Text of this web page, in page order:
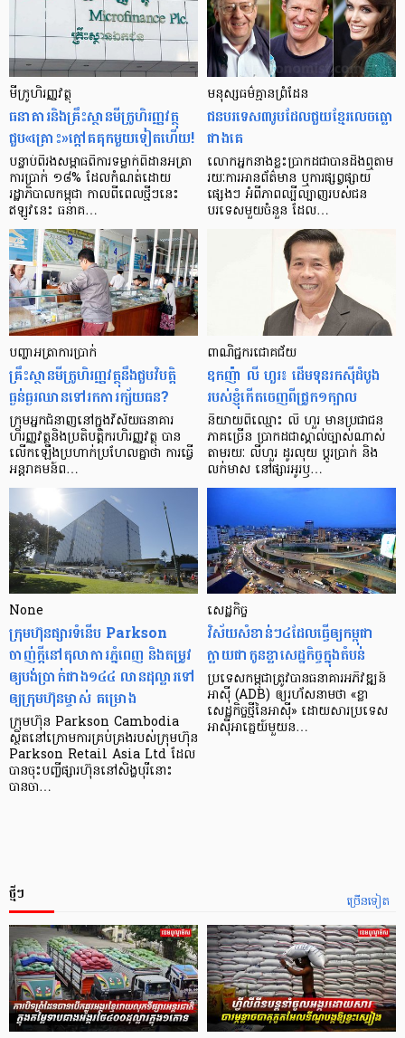
មីក្រូ​ហិរញ្ញវត្ថុ
ធនាគារ​និង​គ្រឹះស្ថាន​មីក្រូ​ហិរញ្ញវត្ថុ​
ជួប«គ្រោះ»ក្តៅ​គគុក​មួយ​ទៀត​ហើយ!
បន្ទាប់​ពី​រង​សម្ពាធ​​ពី​ការ​ទម្លាក់​ពិដាន​អត្រា​
ការ​ប្រាក់ ១៨​% ដែល​កំណត់​ដោយ​
រដ្ឋាភិបាល​កម្ពុជា កាល​ពី​ពេល​ថ្មីៗ​នេះ
ឥឡូវ​នេះ ធនាគ…
មនុស្ស​ធម៌​គ្មាន​ព្រំដែន
ជន​បរទេស​៣​រូប​ដែល​ជួយ​ខ្មែរ​លេច​ធ្លោ​
ជាង​គេ
លោកអ្នក​នាង​ខ្លះ​ប្រាកដ​ជា​បាន​​ដឹង​ឮ​តាម​
រយៈ​ការ​អាន​ព័ត៌មាន ឬ​ការ​ផ្សព្វផ្សាយ​
ផ្សេងៗ អំពី​ភាព​ល្បីល្បាញ​របស់​ជន​
បរទេស​មួយ​ចំនួន ដែល…
បញ្ហា​អត្រា​ការប្រាក់
គ្រឹះស្ថាន​មីក្រូ​ហិរញ្ញវត្ថុ​នឹង​ជួប​វិបត្តិ​
ធ្ងន់ធ្ងរ​ឈាន​ទៅ​រក​ការ​ក្ស័យធន?
ក្រុម​អ្នក​ជំនាញ​នៅ​ក្នុង​វិស័យ​ធនាគារ
ហិរញ្ញវត្ថុ​និង​ប្រតិបត្តិករ​ហិរញ្ញ​វត្ថុ បាន​​
លើក​ឡើង​ប្រហាក់​ប្រហែល​គ្នា​ថា ការ​ធ្វើ​
អន្តរាគមន៍​ព…
ពាណិជ្ជករជោគជ័យ
ឧកញ៉ា លី ហួរ៖ ដើមទុនរកស៊ីដំបូង
របស់ខ្ញុំកើតចេញពីជ្រូក១ក្បាល
និយាយ​ពី​ឈ្មោះ លី ហួរ មាន​ប្រជាជន​
ភាគ​ច្រើន ប្រាកដ​ជា​ស្គាល់​ច្បាស់​ណាស់
តាមរយៈ លីហួរ ដូរ​លុយ ប្តូរ​បា្រក់ និង​
លក់​មាស នៅ​ផ្សារ​អូរ​ឫ…
None
ក្រុមហ៊ុនផ្សារទំនើប Parkson
ចាញ់ក្ដីនៅតុលាការភ្នំពេញ និងតម្រូវ
ឲ្យបង់ប្រាក់ជាង១៤៤ លានដុល្លារទៅ
ឲ្យក្រុមហ៊ុនម្ចាស់ គម្រោង
ក្រុមហ៊ុន Parkson Cambodia
ស្ថិតនៅក្រោមការគ្រប់គ្រងរបស់ក្រុមហ៊ុន
Parkson Retail Asia Ltd ដែល
បានចុះបញ្ចីផ្សារហ៊ុននៅសិង្ហបុរីនោះ
បានចា…
សេដ្ឋកិច្ច​
វិស័យ​សំខាន់ៗ​៤​ដែល​ធ្វើ​ឲ្យ​កម្ពុជា​
ក្លាយ​ជា​កូន​ខ្លា​សេដ្ឋកិច្ច​ក្នុង​តំបន់
ប្រទេស​កម្ពុជា​ត្រូវ​បាន​ធនាគារ​អភិវឌ្ឍន៍​
អាស៊ី (ADB) ឲ្យ​រហ័ស​នាមថា «ខ្លា​
សេដ្ឋកិច្ច​ថ្មី​នៃ​អាស៊ី» ដោយសារ​ប្រទេស​
អាស៊ី​អាគ្នេយ៍​មួយ​ន…
ច្រើនទៀត
ថ្មីៗ